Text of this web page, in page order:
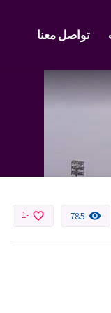
تواصل معنا
remove_red_eye
785
favorite_border
-1